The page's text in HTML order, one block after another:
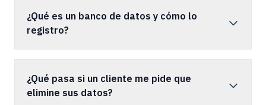
¿Qué es un banco de datos y cómo lo
registro?
¿Qué pasa si un cliente me pide que
elimine sus datos?